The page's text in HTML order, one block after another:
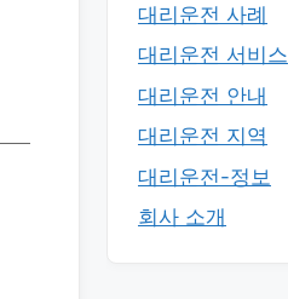
대리운전 사례
대리운전 서비스
대리운전 안내
대리운전 지역
대리운전-정보
회사 소개